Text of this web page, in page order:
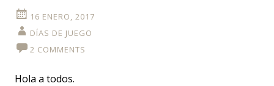
16 ENERO, 2017
DÍAS DE JUEGO
2 COMMENTS
Hola a todos.